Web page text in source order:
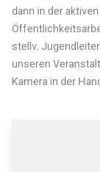
dann in der
stellv.
unseren
Kamera in der